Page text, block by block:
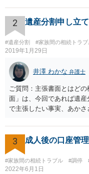
2 遺産分割申し立
#遺産分割 #家族間の相続トラブ
2019年1月29日
井澤 わかな 弁護士
ご質問：主張書面とはど
面」は、今回であれば遺
で主張したい事実、あか
ります。 もし、主張し
資料を持っているようで
し、お姉さんに見られた
望に関する申出書」と共に
いた方が良い事と書かな
3 成人後の口座管
#家族間の相続トラブル #調停
2022年6月1日